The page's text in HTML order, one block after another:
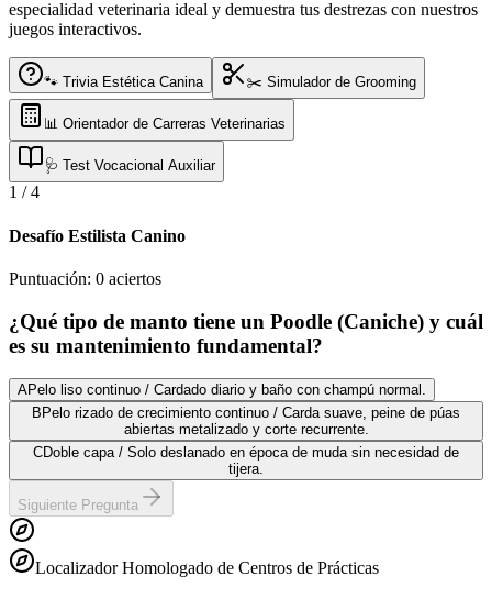
especialidad veterinaria ideal y demuestra tus destrezas con nuestros
juegos interactivos.
🐾 Trivia Estética Canina ✂️ Simulador de Grooming
📊 Orientador de Carreras Veterinarias
🩺 Test Vocacional Auxiliar
1 /4
Desafío Estilista Canino
Puntuación: 0 aciertos
¿Qué tipo de manto tiene un Poodle (Caniche) y cuál
es su mantenimiento fundamental?
APelo liso continuo / Cardado diario y baño con champú normal.
B Pelo rizado de crecimiento continuo / Carda suave, peine de púas
abiertas metalizado y corte recurrente.
CDoble capa / Solo deslanado en época de muda sin necesidad de
tijera.
Siguiente Pregunta
Localizador Homologado de Centros de Prácticas